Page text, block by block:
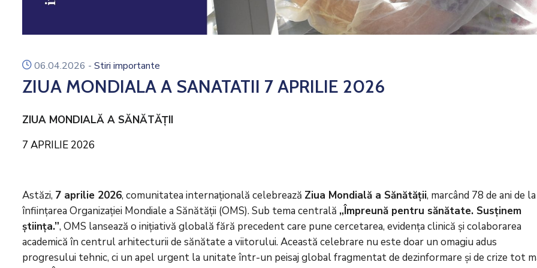
icon
06.04.2026 - Stiri importante
ZIUA MONDIALA A SANATATII 7 APRILIE 2026
ZIUA MONDIALĂ A SĂNĂTĂȚII
7 APRILIE 2026
Astăzi, 7 aprilie 2026, comunitatea internațională celebrează Ziua Mondială a Sănătății, marcând 78 de ani de la
înființarea Organizației Mondiale a Sănătății (OMS). Sub tema centrală „Împreună pentru sănătate. Susținem
știința.”, OMS lansează o inițiativă globală fără precedent care pune cercetarea, evidența clinică și colaborarea
academică în centrul arhitecturii de sănătate a viitorului. Această celebrare nu este doar un omagiu adus
progresului tehnic, ci un apel urgent la unitate într-un peisaj global fragmentat de dezinformare și de crize tot